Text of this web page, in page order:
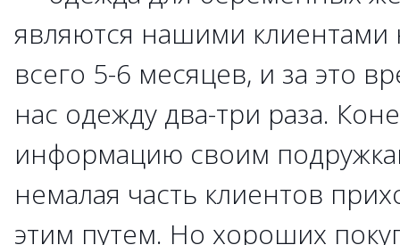
являются нашими клиентами
всего 5-6 месяцев, и за это
нас одежду два-три раза.
информацию своим
немалая часть клиентов
этим путем. Но хороших